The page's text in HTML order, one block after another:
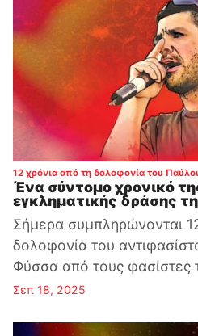
12 χρόνια από τη δολοφονία του
Ένα σύντομο χρονικό
εγκληματικής δράσης
Σήμερα συμπληρώνονται
δολοφονία του
Φύσσα από τους φασίστες
Σεπ 18, 2025